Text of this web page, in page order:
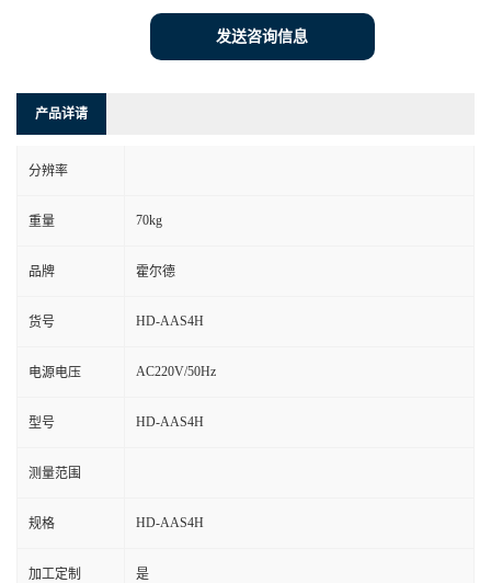
发送咨询信息
产品详请
分辨率
重量 70kg
品牌 霍尔德
货号 HD-AAS4H
电源电压 AC220V/50Hz
型号 HD-AAS4H
测量范围
规格 HD-AAS4H
加工定制 是